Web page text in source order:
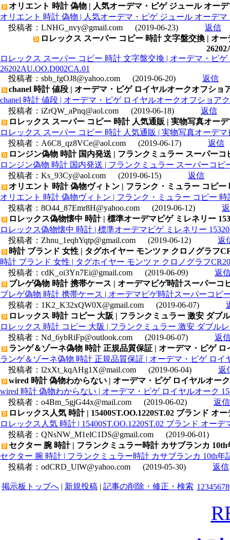
オリエント 時計 偽物 | 人気オーデマ・ピゲ ジュール オーデ
オリエント 時計 偽物 | 人気オーデマ・ピゲ ジュール オーデマ
投稿者： LNHG_nvy@gmail.com (2019-06-23)
返信
ロレックス スーパー コピー 時計 文字盤交換 | オ
ロレックス スーパー コピー 時計 文字盤交換 | オーデマ・ピ
26202AU.OO.D002CA.01
投稿者： sbb_fgOJ8@yahoo.com (2019-06-20)
返信
chanel 時計 値段 | オーデマ・ピゲ ロイヤルオークオフショ
chanel 時計 値段 | オーデマ・ピゲ ロイヤルオークオフショア
投稿者： iZrQW_aPnq@aol.com (2019-06-18)
返信
ロレックス スーパー コピー 時計 人気通販 | 実物写真オー
ロレックス スーパー コピー 時計 人気通販 | 実物写真オーデ
投稿者： A6C8_qz8VCe@aol.com (2019-06-17)
返信
ロンジン偽物 時計 国内発送 | フランクミュラー スーパー
ロンジン偽物 時計 国内発送 | フランクミュラー スーパーコ
投稿者： Ks_93Cy@aol.com (2019-06-15)
返信
オリエント 時計 偽物ヴィトン | フランク・ミュラー コピ
オリエント 時計 偽物ヴィトン | フランク・ミュラー コピー
投稿者： 8O44_87Emr8H@yahoo.com (2019-06-12)
ロレックス偽物懐中 時計 | 標準オーデマピゲ ミレネリー
ロレックス偽物懐中 時計 | 標準オーデマピゲ ミレネリー
投稿者： Zhnu_1eqhYqtp@gmail.com (2019-06-12)
返
時計 ブランド 女性 | タグホイヤー モンツァ クロノグラフ
時計 ブランド 女性 | タグホイヤー モンツァ クロノグラフ
投稿者： cdK_oi3Yn7Ei@gmail.com (2019-06-09)
返
ブレゲ偽物 時計 携帯ケース | オーデマピゲ時計スーパーコ
ブレゲ偽物 時計 携帯ケース | オーデマピゲ時計スーパーコピ
投稿者： 1K2_K32xQW0X@gmail.com (2019-06-07)
ロレックス 時計 コピー 大阪 | フランクミュラー 激安 ダブ
ロレックス 時計 コピー 大阪 | フランクミュラー 激安 ダブル
投稿者： Nd_6ybRiFp@outlook.com (2019-06-07)
返
ランゲ＆ゾーネ偽物 時計 正規品質保証 | オーデマ・ピゲ
ランゲ＆ゾーネ偽物 時計 正規品質保証 | オーデマ・ピゲ ロイ
投稿者： l2xXt_kqAHg1X@mail.com (2019-06-04)
返
wired 時計 偽物わからない | オーデマ・ピゲ ロイヤルオー
wired 時計 偽物わからない | オーデマ・ピゲ ロイヤルオーク
投稿者： o4Bm_5gjG44x@mail.com (2019-06-02)
返信
ロレックス人気 時計 | 15400ST.OO.1220ST.02 ブランド
ロレックス人気 時計 | 15400ST.OO.1220ST.02 ブランド オー
投稿者： QNsNW_M1elC1DS@gmail.com
(2019-06-01)
セクター 腕 時計 | フランクミュラー時計 カサブランカ
セクター 腕 時計 | フランクミュラー時計 カサブランカ 10th
投稿者： odCRD_UlW@yahoo.com (2019-05-30) 返信
掲示板トップへ | 新規投稿 | 記事の削除・修正・検索 1 2345678